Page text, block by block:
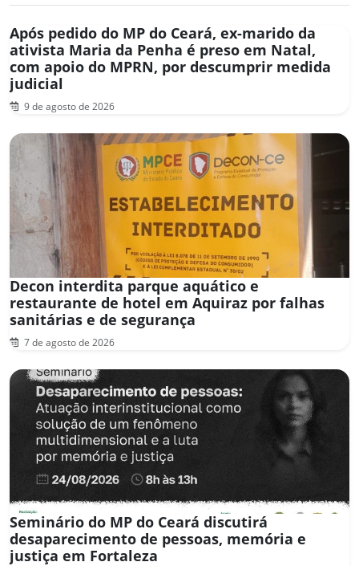
Após pedido do MP do Ceará, ex-marido da
ativista Maria da Penha é preso em Natal,
com apoio do MPRN, por descumprir medida
judicial
9 de agosto de 2026
Decon interdita parque aquático e
restaurante de hotel em Aquiraz por falhas
sanitárias e de segurança
7 de agosto de 2026
Seminário do MP do Ceará discutirá
desaparecimento de pessoas, memória e
justiça em Fortaleza